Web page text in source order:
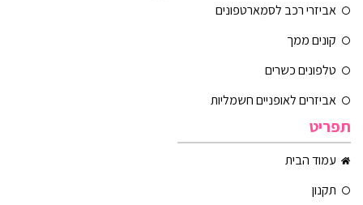
אביזרי רכב לסמארטפונים
קונים ממך
טלפונים כשרים
אביזרים לאופניים חשמליות
תפריט
עמוד הבית
תקנון